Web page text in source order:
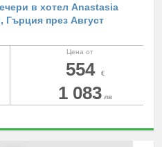
в хотел Anastasia
Гърция през Август
Цена от
554 €
1 083 лв